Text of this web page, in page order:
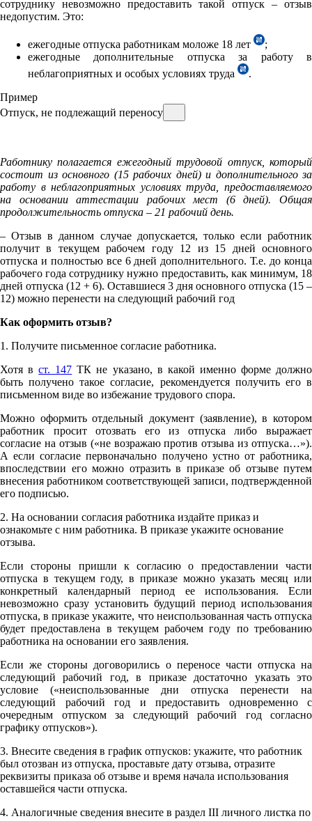
сотруднику невозможно предоставить такой отпуск – отзыв
недопустим. Это:
ежегодные отпуска работникам моложе 18 лет
;
ежегодные дополнительные отпуска за работу в
неблагоприятных и особых условиях труда
.
Пример
Отпуск, не подлежащий переносу
Работнику полагается ежегодный трудовой отпуск, который
состоит из основного (15 рабочих дней) и дополнительного за
работу в неблагоприятных условиях труда, предоставляемого
на основании аттестации рабочих мест (6 дней). Общая
продолжительность отпуска – 21 рабочий день.
– Отзыв в данном случае допускается, только если работник
получит в текущем рабочем году 12 из 15 дней основного
отпуска и полностью все 6 дней дополнительного. Т.е. до конца
рабочего года сотруднику нужно предоставить, как минимум, 18
дней отпуска (12 + 6). Оставшиеся 3 дня основного отпуска (15 –
12) можно перенести на следующий рабочий год
Как оформить отзыв?
1. Получите письменное согласие работника.
Хотя вст. 147 ТК не указано, в какой именно форме должно
быть получено такое согласие, рекомендуется получить его в
письменном виде во избежание трудового спора.
Можно оформить отдельный документ (заявление), в котором
работник просит отозвать его из отпуска либо выражает
согласие на отзыв («не возражаю против отзыва из отпуска…»).
А если согласие первоначально получено устно от работника,
впоследствии его можно отразить в приказе об отзыве путем
внесения работником соответствующей записи, подтвержденной
его подписью.
2. На основании согласия работника издайте приказ и
ознакомьте с ним работника. В приказе укажите основание
отзыва.
Если стороны пришли к согласию о предоставлении части
отпуска в текущем году, в приказе можно указать месяц или
конкретный календарный период ее использования. Если
невозможно сразу установить будущий период использования
отпуска, в приказе укажите, что неиспользованная часть отпуска
будет предоставлена в текущем рабочем году по требованию
работника на основании его заявления.
Если же стороны договорились о переносе части отпуска на
следующий рабочий год, в приказе достаточно указать это
условие («неиспользованные дни отпуска перенести на
следующий рабочий год и предоставить одновременно с
очередным отпуском за следующий рабочий год согласно
графику отпусков»).
3. Внесите сведения в график отпусков: укажите, что работник
был отозван из отпуска, проставьте дату отзыва, отразите
реквизиты приказа об отзыве и время начала использования
оставшейся части отпуска.
4. Аналогичные сведения внесите в раздел III личного листка по